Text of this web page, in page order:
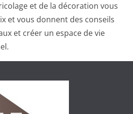
et de la décoration vous
et vous donnent des conseils
et créer un espace de vie